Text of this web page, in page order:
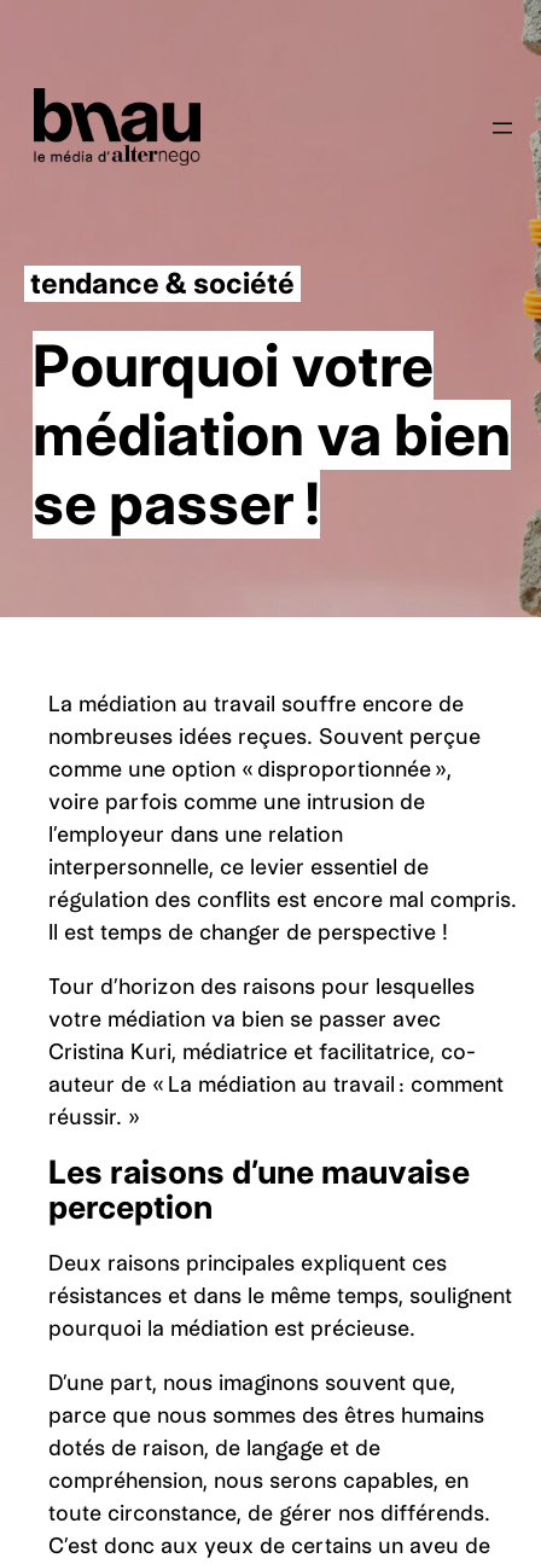
tendance & société
Pourquoi votre
médiation va bien
se passer !
La médiation au travail souffre encore de
nombreuses idées reçues. Souvent perçue
comme une option « disproportionnée »,
voire parfois comme une intrusion de
l’employeur dans une relation
interpersonnelle, ce levier essentiel de
régulation des conflits est encore mal compris.
Il est temps de changer de perspective !
Tour d’horizon des raisons pour lesquelles
votre médiation va bien se passer avec
Cristina Kuri, médiatrice et facilitatrice, co-
auteur de « La médiation au travail : comment
réussir. »
Les raisons d’une mauvaise
perception
Deux raisons principales expliquent ces
résistances et dans le même temps, soulignent
pourquoi la médiation est précieuse.
D’une part, nous imaginons souvent que,
parce que nous sommes des êtres humains
dotés de raison, de langage et de
compréhension, nous serons capables, en
toute circonstance, de gérer nos différends.
C’est donc aux yeux de certains un aveu de